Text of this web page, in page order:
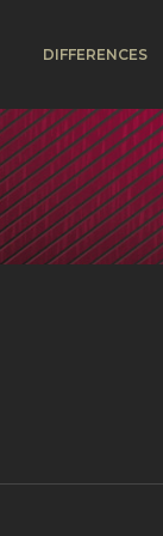
DIFFERENCES